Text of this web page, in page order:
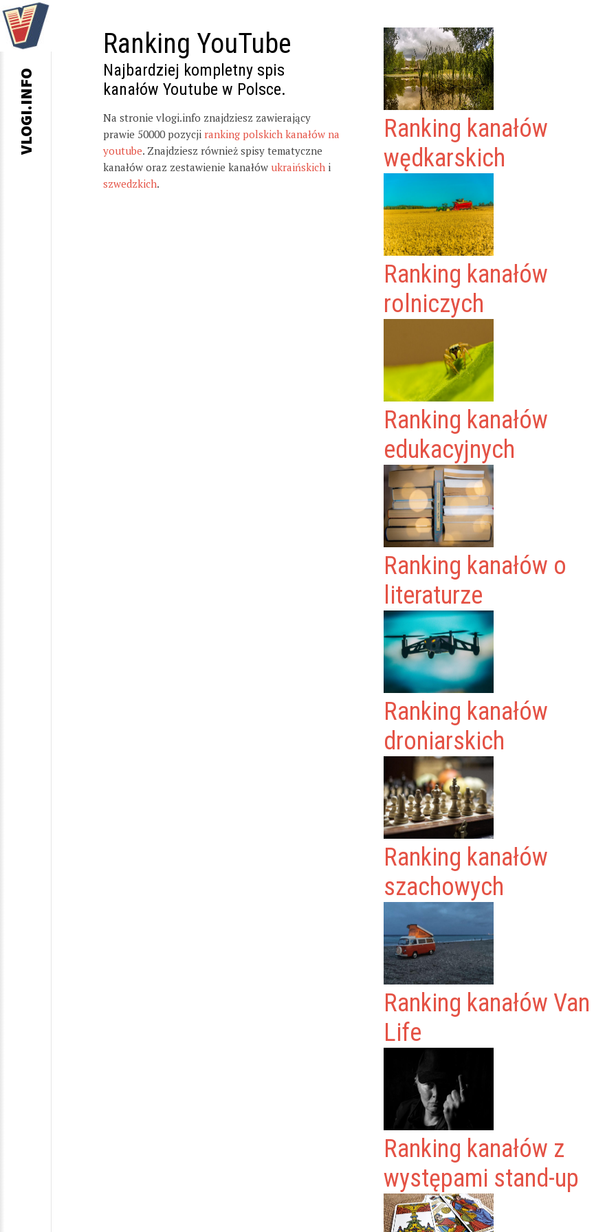
Ranking YouTube
Najbardziej kompletny spis
kanałów Youtube w Polsce.
Na stronie vlogi.info znajdziesz zawierający
prawie 50000 pozycji ranking polskich kanałów na
youtube. Znajdziesz również spisy tematyczne
kanałów oraz zestawienie kanałów ukraińskich i
szwedzkich.
Ranking kanałów
wędkarskich
Ranking kanałów
rolniczych
Ranking kanałów
edukacyjnych
Ranking kanałów o
literaturze
Ranking kanałów
droniarskich
Ranking kanałów
szachowych
Ranking kanałów Van
Life
Ranking kanałów z
występami stand-up
VLOGI.INFO